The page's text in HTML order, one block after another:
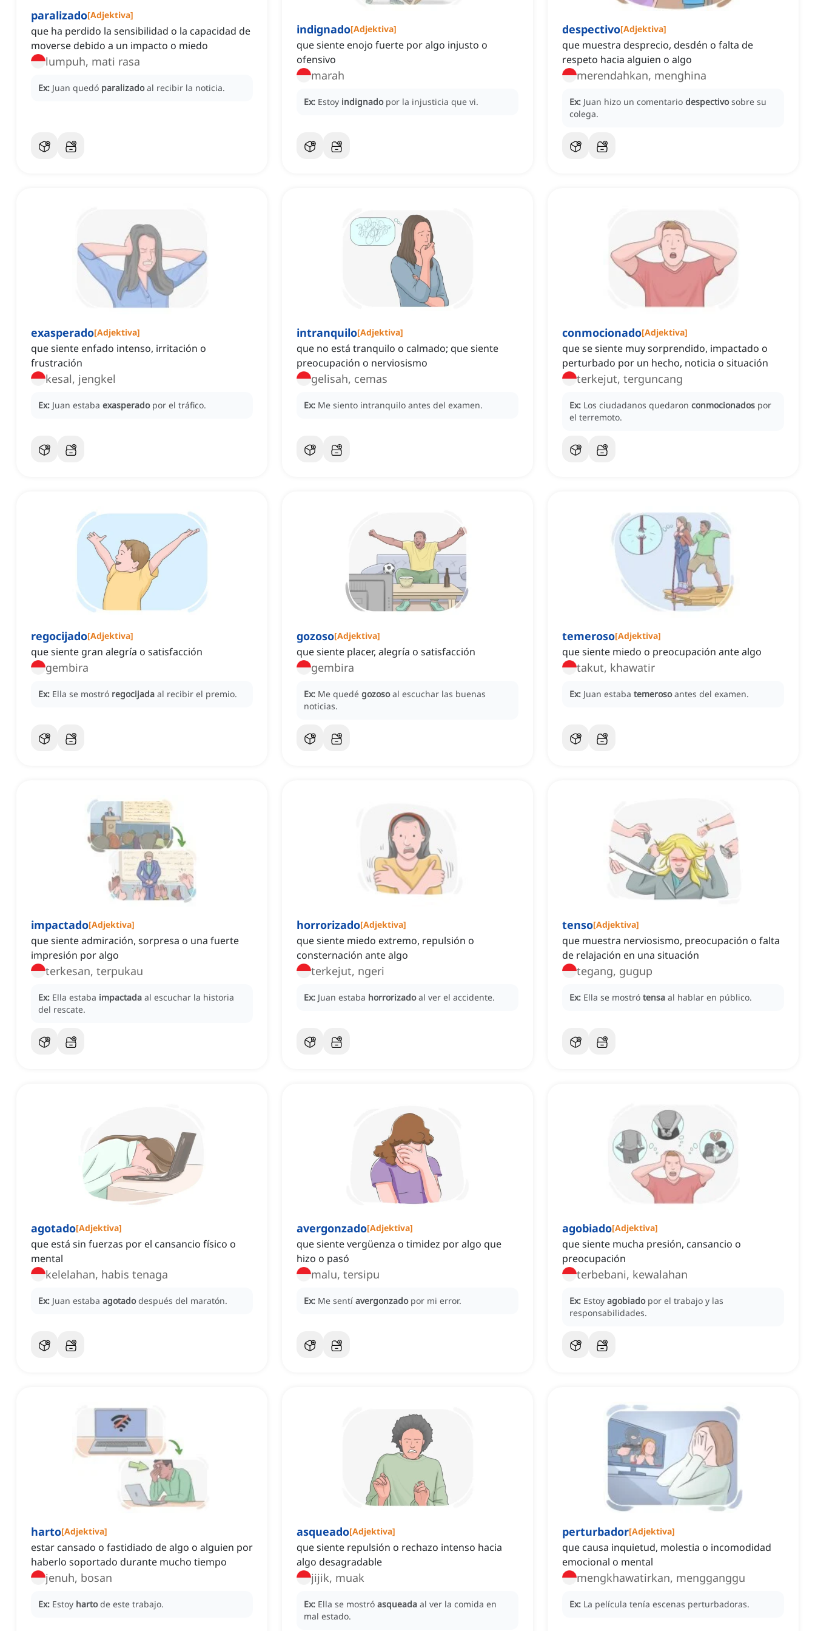
paralizado[Adjektiva]
que ha perdido la sensibilidad o la capacidad de
moverse debido a un impacto o miedo
lumpuh, mati rasa
Ex: Juan quedó paralizado al recibir la noticia.
indignado[Adjektiva]
que siente enojo fuerte por algo injusto o
ofensivo
marah
Ex: Estoy indignado por la injusticia que vi.
despectivo[Adjektiva]
que muestra desprecio, desdén o falta de
respeto hacia alguien o algo
merendahkan, menghina
Ex: Juan hizo un comentario despectivo sobre su
colega.
exasperado[Adjektiva]
que siente enfado intenso, irritación o
frustración
kesal, jengkel
Ex: Juan estaba exasperado por el tráfico.
intranquilo[Adjektiva]
que no está tranquilo o calmado; que siente
preocupación o nerviosismo
gelisah, cemas
Ex: Me siento intranquilo antes del examen.
conmocionado[Adjektiva]
que se siente muy sorprendido, impactado o
perturbado por un hecho, noticia o situación
terkejut, terguncang
Ex: Los ciudadanos quedaron conmocionados por
el terremoto.
regocijado[Adjektiva]
que siente gran alegría o satisfacción
gembira
Ex: Ella se mostró regocijada al recibir el premio.
gozoso[Adjektiva]
que siente placer, alegría o satisfacción
gembira
Ex: Me quedé gozoso al escuchar las buenas
noticias.
temeroso[Adjektiva]
que siente miedo o preocupación ante algo
takut, khawatir
Ex: Juan estaba temeroso antes del examen.
impactado[Adjektiva]
que siente admiración, sorpresa o una fuerte
impresión por algo
terkesan, terpukau
Ex: Ella estaba impactada al escuchar la historia
del rescate.
horrorizado[Adjektiva]
que siente miedo extremo, repulsión o
consternación ante algo
terkejut, ngeri
Ex: Juan estaba horrorizado al ver el accidente.
tenso[Adjektiva]
que muestra nerviosismo, preocupación o falta
de relajación en una situación
tegang, gugup
Ex: Ella se mostró tensa al hablar en público.
agotado[Adjektiva]
que está sin fuerzas por el cansancio físico o
mental
kelelahan, habis tenaga
Ex: Juan estaba agotado después del maratón.
avergonzado[Adjektiva]
que siente vergüenza o timidez por algo que
hizo o pasó
malu, tersipu
Ex: Me sentí avergonzado por mi error.
agobiado[Adjektiva]
que siente mucha presión, cansancio o
preocupación
terbebani, kewalahan
Ex: Estoy agobiado por el trabajo y las
responsabilidades.
harto[Adjektiva]
estar cansado o fastidiado de algo o alguien por
haberlo soportado durante mucho tiempo
jenuh, bosan
Ex: Estoy harto de este trabajo.
asqueado[Adjektiva]
que siente repulsión o rechazo intenso hacia
algo desagradable
jijik, muak
Ex: Ella se mostró asqueada al ver la comida en
mal estado.
perturbador[Adjektiva]
que causa inquietud, molestia o incomodidad
emocional o mental
mengkhawatirkan, mengganggu
Ex: La película tenía escenas perturbadoras.